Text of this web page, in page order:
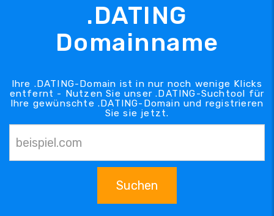
.DATING
Domainname
Ihre .DATING-Domain ist in nur noch wenige Klicks
entfernt - Nutzen Sie unser .DATING-Suchtool für
Ihre gewünschte .DATING-Domain und registrieren
Sie sie jetzt.
Suchen